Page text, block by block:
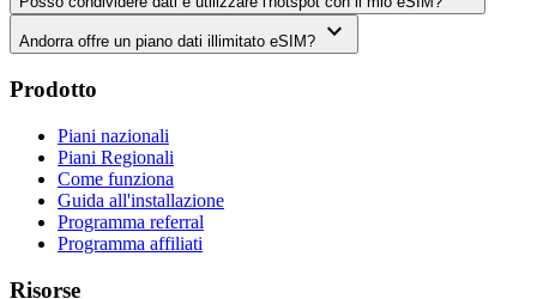
Andorra offre un piano dati illimitato eSIM? expand_more
Prodotto
Piani nazionali
Piani Regionali
Come funziona
Guida all'installazione
Programma referral
Programma affiliati
Risorse